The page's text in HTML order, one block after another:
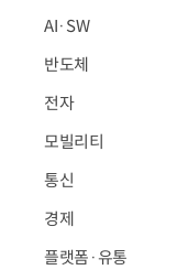
AI·SW
반도체
전자
모빌리티
통신
경제
플랫폼·유통